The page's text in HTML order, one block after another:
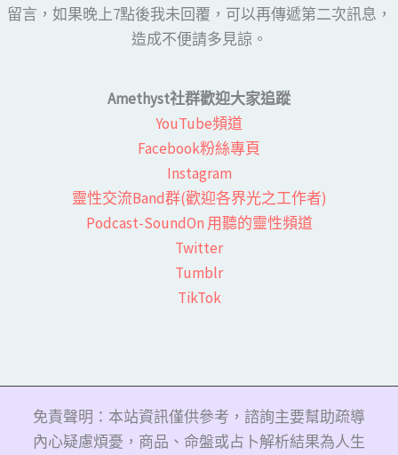
留言，如果晚上7點後我未回覆，可以再傳遞第二次訊息，
造成不便請多見諒。
Amethyst社群歡迎大家追蹤
YouTube頻道
Facebook粉絲專頁​
Instagram
靈性交流Band群(歡迎各界光之工作者)​
Podcast-SoundOn 用聽的靈性頻道
​Twitter
Tumblr
TikTok
免責聲明：本站資訊僅供參考，諮詢主要幫助疏導
內心疑慮煩憂，商品、命盤或占卜解析結果為人生